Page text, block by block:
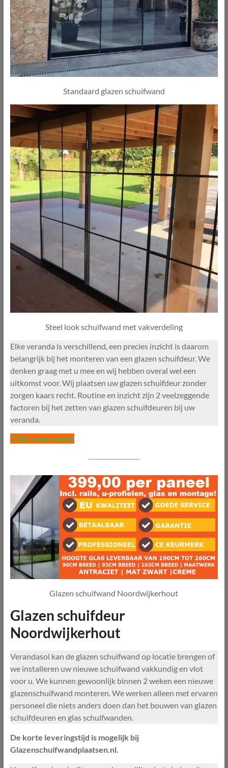
Standaard glazen schuifwand
Steel look schuifwand met vakverdeling
Elke veranda is verschillend, een precies inzicht is daarom
belangrijk bij het monteren van een glazen schuifdeur. We
denken graag met u mee en wij hebben overal wel een
uitkomst voor. Wij plaatsen uw glazen schuifdeur zonder
zorgen kaars recht. Routine en inzicht zijn 2 veelzeggende
factoren bij het zetten van glazen schuifdeuren bij uw
veranda.
Offerte aanvragen
Glazen schuifwand Noordwijkerhout
Glazen schuifdeur
Noordwijkerhout
Verandasol kan de glazen schuifwand op locatie brengen of
we installeren uw nieuwe schuifwand vakkundig en vlot
voor u. We kunnen gewoonlijk binnen 2 weken een nieuwe
glazenschuifwand monteren. We werken alleen met ervaren
personeel die niets anders doen dan het bouwen van glazen
schuifdeuren en glas schuifwanden.
De korte leveringstijd is mogelijk bij
Glazenschuifwandplaatsen.nl.